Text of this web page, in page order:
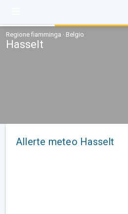
Regione fiamminga · Belgio
Hasselt
Allerte meteo Hasselt